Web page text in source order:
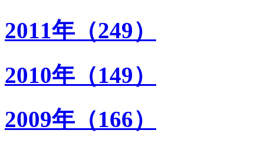
2011年（249）
2010年（149）
2009年（166）